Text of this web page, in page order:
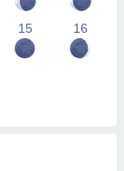
15 16